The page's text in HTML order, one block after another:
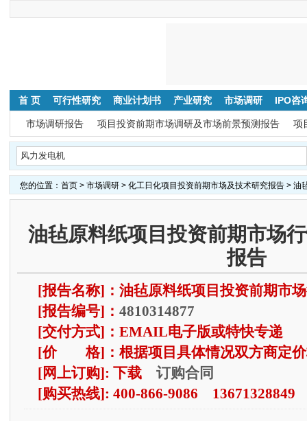
首 页 可行性研究 商业计划书 产业研究 市场调研 IPO咨
市场调研报告 项目投资前期市场调研及市场前景预测报告 项
您的位置： 首页> 市场调研> 化工日化项目投资前期市场及技术研究报告> 油
油毡原料纸项目投资前期市场
报告
[报告名称]：油毡原料纸项目投资前期市
[报告编号]： 4810314877
[交付方式]：EMAIL电子版或特快专递
[价 格]：根据项目具体情况双方商定
[网上订购]: 下载 订购合同
[购买热线]: 400-866-9086 13671328849